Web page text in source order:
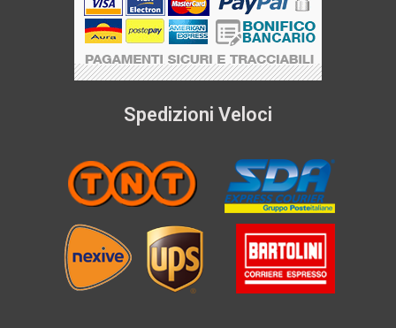
Spedizioni Veloci